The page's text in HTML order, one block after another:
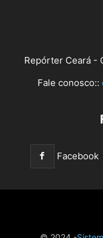
Repórter Ceará -
Fale conosco::
Facebook